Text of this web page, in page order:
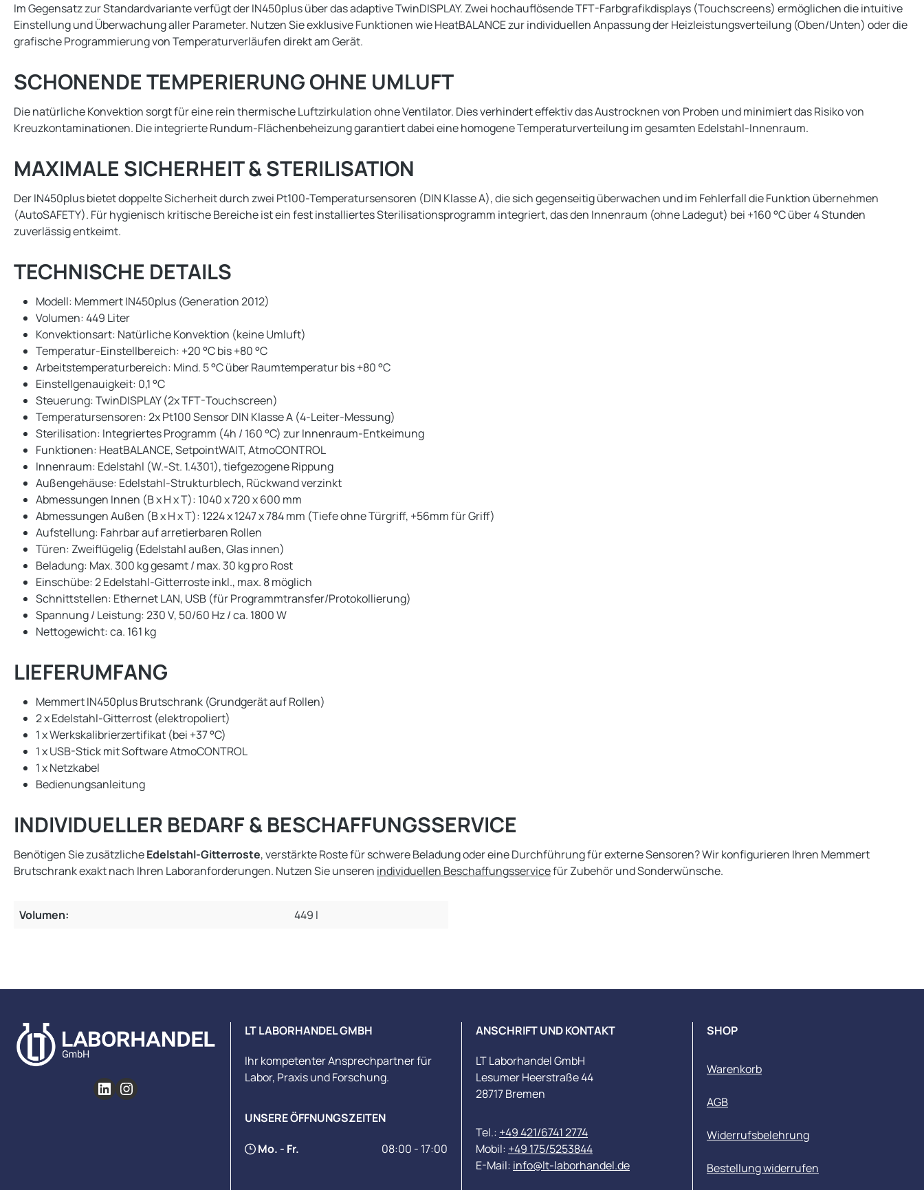
Im Gegensatz zur Standardvariante verfügt der IN450plus über das adaptive TwinDISPLAY. Zwei hochauflösende TFT-Farbgrafikdisplays (Touchscreens) ermöglichen die intuitive
Einstellung und Überwachung aller Parameter. Nutzen Sie exklusive Funktionen wie HeatBALANCE zur individuellen Anpassung der Heizleistungsverteilung (Oben/Unten) oder die
grafische Programmierung von Temperaturverläufen direkt am Gerät.
SCHONENDE TEMPERIERUNG OHNE UMLUFT
Die natürliche Konvektion sorgt für eine rein thermische Luftzirkulation ohne Ventilator. Dies verhindert effektiv das Austrocknen von Proben und minimiert das Risiko von
Kreuzkontaminationen. Die integrierte Rundum-Flächenbeheizung garantiert dabei eine homogene Temperaturverteilung im gesamten Edelstahl-Innenraum.
MAXIMALE SICHERHEIT & STERILISATION
Der IN450plus bietet doppelte Sicherheit durch zwei Pt100-Temperatursensoren (DIN Klasse A), die sich gegenseitig überwachen und im Fehlerfall die Funktion übernehmen
(AutoSAFETY). Für hygienisch kritische Bereiche ist ein fest installiertes Sterilisationsprogramm integriert, das den Innenraum (ohne Ladegut) bei +160 °C über 4 Stunden
zuverlässig entkeimt.
TECHNISCHE DETAILS
Modell: Memmert IN450plus (Generation 2012)
Volumen: 449 Liter
Konvektionsart: Natürliche Konvektion (keine Umluft)
Temperatur-Einstellbereich: +20 °C bis +80 °C
Arbeitstemperaturbereich: Mind. 5 °C über Raumtemperatur bis +80 °C
Einstellgenauigkeit: 0,1 °C
Steuerung: TwinDISPLAY (2x TFT-Touchscreen)
Temperatursensoren: 2x Pt100 Sensor DIN Klasse A (4-Leiter-Messung)
Sterilisation: Integriertes Programm (4h / 160 °C) zur Innenraum-Entkeimung
Funktionen: HeatBALANCE, SetpointWAIT, AtmoCONTROL
Innenraum: Edelstahl (W.-St. 1.4301), tiefgezogene Rippung
Außengehäuse: Edelstahl-Strukturblech, Rückwand verzinkt
Abmessungen Innen (B x H x T): 1040 x 720 x 600 mm
Abmessungen Außen (B x H x T): 1224 x 1247 x 784 mm (Tiefe ohne Türgriff, +56mm für Griff)
Aufstellung: Fahrbar auf arretierbaren Rollen
Türen: Zweiflügelig (Edelstahl außen, Glas innen)
Beladung: Max. 300 kg gesamt / max. 30 kg pro Rost
Einschübe: 2 Edelstahl-Gitterroste inkl., max. 8 möglich
Schnittstellen: Ethernet LAN, USB (für Programmtransfer/Protokollierung)
Spannung / Leistung: 230 V, 50/60 Hz / ca. 1800 W
Nettogewicht: ca. 161 kg
LIEFERUMFANG
Memmert IN450plus Brutschrank (Grundgerät auf Rollen)
2 x Edelstahl-Gitterrost (elektropoliert)
1 x Werkskalibrierzertifikat (bei +37 °C)
1 x USB-Stick mit Software AtmoCONTROL
1 x Netzkabel
Bedienungsanleitung
INDIVIDUELLER BEDARF & BESCHAFFUNGSSERVICE
Benötigen Sie zusätzlicheEdelstahl-Gitterroste, verstärkte Roste für schwere Beladung oder eine Durchführung für externe Sensoren? Wir konfigurieren Ihren Memmert
Brutschrank exakt nach Ihren Laboranforderungen. Nutzen Sie unseren individuellen Beschaffungsservicefür Zubehör und Sonderwünsche.
Volumen: 449 l
LT LABORHANDEL GMBH
Ihr kompetenter Ansprechpartner für
Labor, Praxis und Forschung.
UNSERE ÖFFNUNGSZEITEN
Mo. - Fr. 08:00 - 17:00
ANSCHRIFT UND KONTAKT
LT Laborhandel GmbH
Lesumer Heerstraße 44
28717 Bremen
Tel.: +49 421/6741 2774
Mobil: +49 175/5253844
E-Mail: info@lt-laborhandel.de
SHOP
Warenkorb
AGB
Widerrufsbelehrung
Bestellung widerrufen